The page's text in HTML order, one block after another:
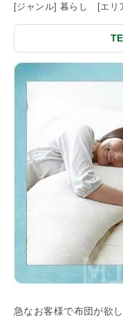
イベン
クーポ
「らくうぇる。」は
イト！ランチやディ
が満載！
▲
[ジャンル] 暮らし [エリ
急なお客様で布団が欲